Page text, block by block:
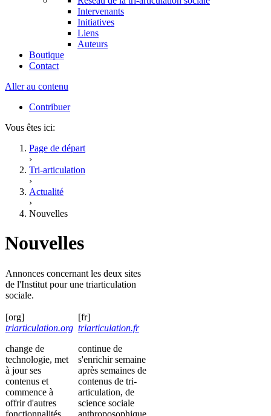
Intervenants
Initiatives
Liens
Auteurs
Boutique
Contact
Aller au contenu
Contribuer
Vous êtes ici:
Page de départ
›
Tri-articulation
›
Actualité
›
Nouvelles
Nouvelles
Annonces concernant les deux sites
de l'Institut pour une triarticulation
sociale.
[org]
triarticulation.org
change de
technologie, met
à jour ses
contenus et
commence à
offrir d'autres
fonctionnalités
[fr]
triarticulation.fr
continue de
s'enrichir semaine
après semaines de
contenus de tri-
articulation, de
science sociale
anthroposophique